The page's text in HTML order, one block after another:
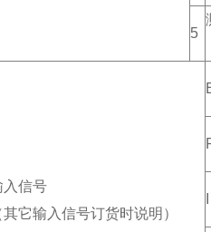
5
入信号
其它输入信号订货时说明）